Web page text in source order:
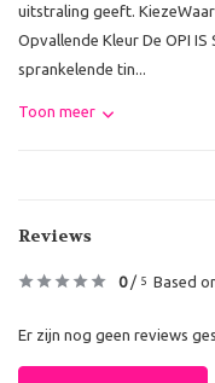
uitstraling geeft.
Opvallende Kleur De OPI
sprankelende tin...
Toon meer
Reviews
0/ 5 Based
Er zijn nog geen reviews